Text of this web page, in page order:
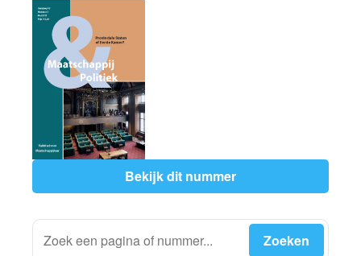
Bekijk dit nummer